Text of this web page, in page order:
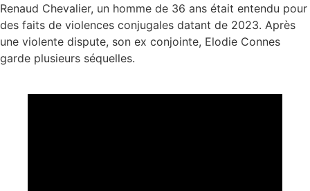
Renaud Chevalier, un homme de 36 ans était entendu pour
des faits de violences conjugales datant de 2023. Après
une violente dispute, son ex conjointe, Elodie Connes
garde plusieurs séquelles.